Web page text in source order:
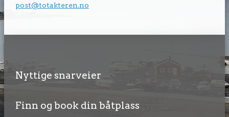
post@totakteren.no
Nyttige snarveier
Finn og book din båtplass